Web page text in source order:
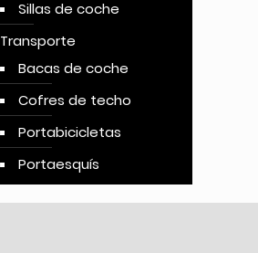
Sillas de coche
Transporte
Bacas de coche
Cofres de techo
Portabicicletas
Portaesquís